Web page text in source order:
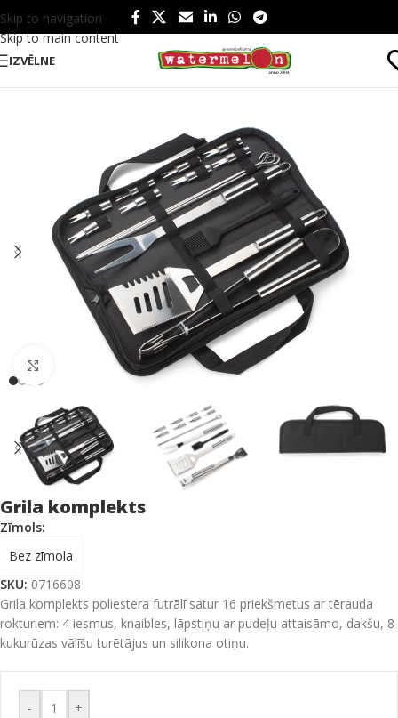
Skip to navigation
Skip to main content
IZVĒLNE
Sākums/ Ēšanai un dzeršanai/ Ēšanai
Click to enlarge
Grila komplekts
Zīmols:
Bez zīmola
SKU: 0716608
Grila komplekts poliestera futrālī satur 16 priekšmetus ar tērauda
rokturiem: 4 iesmus, knaibles, lāpstiņu ar pudeļu attaisāmo, dakšu, 8
kukurūzas vālīšu turētājus un silikona otiņu.
- +